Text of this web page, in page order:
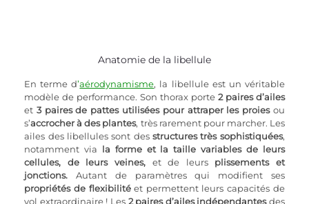
Anatomie de la libellule
En terme d’aérodynamisme, la libellule est un véritable
modèle de performance. Son thorax porte 2 paires d’ailes
et 3 paires de pattes utilisées pour attraper les proies ou
s’accrocher à des plantes, très rarement pour marcher. Les
ailes des libellules sont des structures très sophistiquées,
notamment via la forme et la taille variables de leurs
cellules, de leurs veines, et de leurs plissements et
jonctions.
Autant de paramètres qui modifient ses
propriétés de flexibilité et permettent leurs capacités de
vol extraordinaire ! Les 2 paires d’ailes indépendantes des